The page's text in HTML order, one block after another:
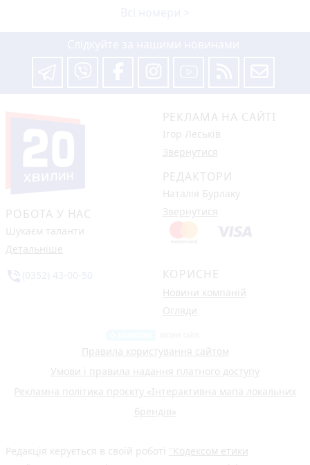
РОБОТА У НАС
Шукаєм таланти
Детальніше
РЕКЛАМА НА САЙТІ
Ігор Леськів
Звернутися
РЕДАКТОРИ
Наталія Бурлаку
Звернутися
КОРИСНЕ
Новини компаній
Огляди
Правила користування сайтом
Умови і правила надання платного доступу
Рекламна політика проєкту «Інтерактивна мапа локальних
брендів»
Редакція керується в своїй роботі "Кодексом етики